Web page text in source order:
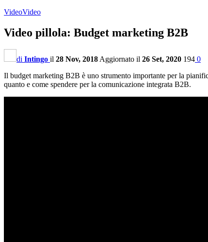
VideoVideo
Video pillola: Budget marketing B2B
di Intingo il 28 Nov, 2018 Aggiornato il 26 Set, 2020 194 0
Il budget marketing B2B è uno strumento importante per la
quanto e come spendere per la comunicazione integrata B2B.